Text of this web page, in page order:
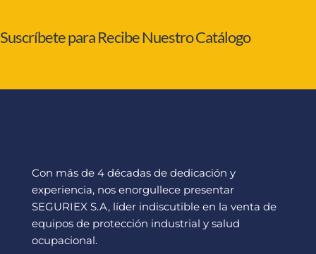
Suscríbete para Recibe Nuestro Catálogo
Con más de 4 décadas de dedicación y
experiencia, nos enorgullece presentar
SEGURIEX S.A, líder indiscutible en la venta de
equipos de protección industrial y salud
ocupacional.